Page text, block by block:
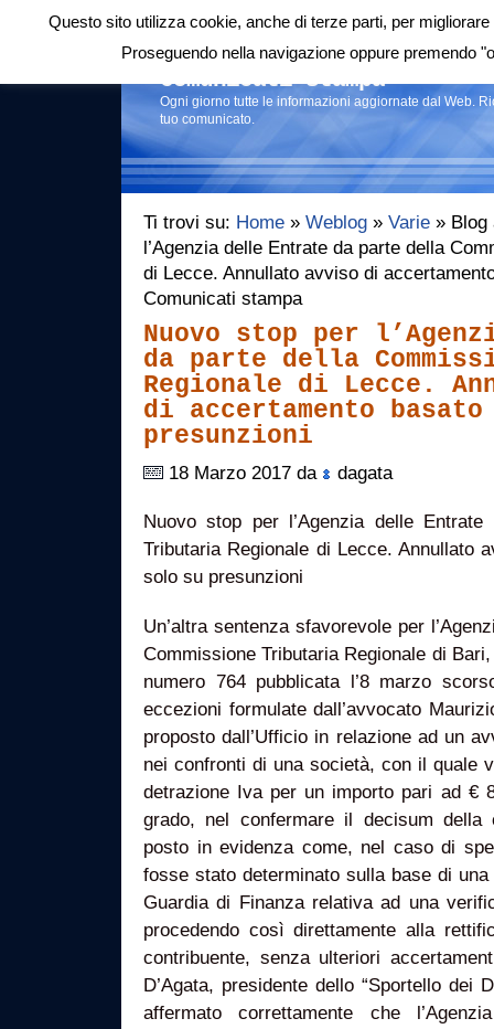
Login|RSS |
Comunicati stampa
Ogni giorno tutte le informazioni aggiornate dal Web.
tuo comunicato.
Ti trovi su: Home » Weblog » Varie » Blog
l’Agenzia delle Entrate da parte della
di Lecce. Annullato avviso di
Comunicati stampa
Nuovo stop per
da parte della
Regionale di Lecce.
di accertamento
presunzioni
18 Marzo 2017 da dagata
Nuovo stop per l’Agenzia delle
Tributaria Regionale di Lecce. Annullato
solo su presunzioni
Un’altra sentenza sfavorevole per
Commissione Tributaria Regionale di
numero 764 pubblicata l’8 marzo
eccezioni formulate dall’avvocato
proposto dall’Ufficio in relazione ad un
nei confronti di una società, con il quale
detrazione Iva per un importo pari ad €
grado, nel confermare il decisum
posto in evidenza come, nel caso di
fosse stato determinato sulla base di
Guardia di Finanza relativa ad una
procedendo così direttamente alla
contribuente, senza ulteriori
D’Agata, presidente dello “Sportello dei
affermato correttamente che
Questo sito utilizza cookie, anche di terze parti, per
Proseguendo nella navigazione oppure premendo